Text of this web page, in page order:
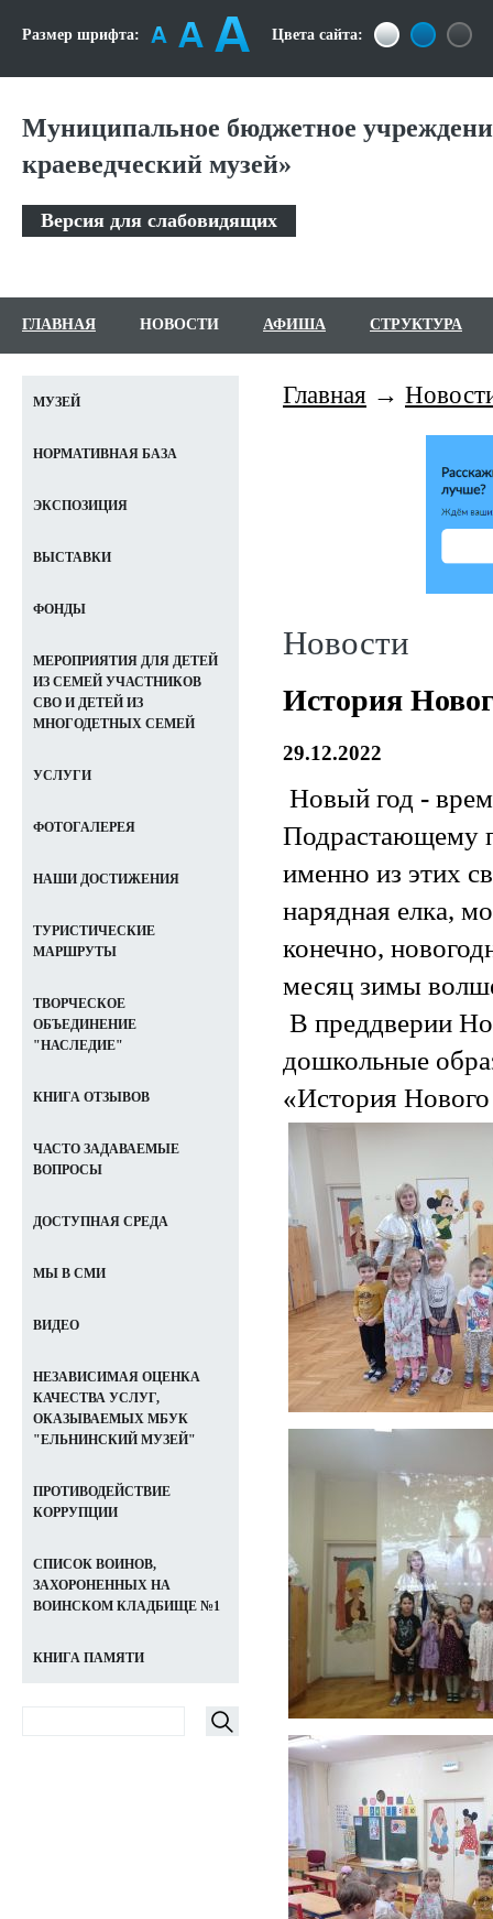
Размер шрифта: Цвета сайта:
Муниципальное бюджетное
краеведческий музей»
Версия для слабовидящих
ГЛАВНАЯ НОВОСТИ АФИША СТРУКТУРА
Главная
Новости
История
29.12.2022
Новый год -
Подрастающему
именно из этих
нарядная елка,
конечно,
месяц зимы
В преддверии
дошкольные
«История Нового
МУЗЕЙ
НОРМАТИВНАЯ БАЗА
ЭКСПОЗИЦИЯ
ВЫСТАВКИ
ФОНДЫ
МЕРОПРИЯТИЯ ДЛЯ ДЕТЕЙ
ИЗ СЕМЕЙ УЧАСТНИКОВ
СВО И ДЕТЕЙ ИЗ
МНОГОДЕТНЫХ СЕМЕЙ
УСЛУГИ
ФОТОГАЛЕРЕЯ
НАШИ ДОСТИЖЕНИЯ
ТУРИСТИЧЕСКИЕ
МАРШРУТЫ
ТВОРЧЕСКОЕ
ОБЪЕДИНЕНИЕ
"НАСЛЕДИЕ"
КНИГА ОТЗЫВОВ
ЧАСТО ЗАДАВАЕМЫЕ
ВОПРОСЫ
ДОСТУПНАЯ СРЕДА
МЫ В СМИ
ВИДЕО
НЕЗАВИСИМАЯ ОЦЕНКА
КАЧЕСТВА УСЛУГ,
ОКАЗЫВАЕМЫХ МБУК
"ЕЛЬНИНСКИЙ МУЗЕЙ"
ПРОТИВОДЕЙСТВИЕ
КОРРУПЦИИ
СПИСОК ВОИНОВ,
ЗАХОРОНЕННЫХ НА
ВОИНСКОМ КЛАДБИЩЕ №1
КНИГА ПАМЯТИ